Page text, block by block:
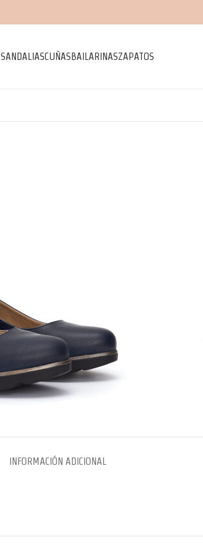
SANDALIASCUÑAS BAILARINASZAPATOS
INFORMACIÓN ADICIONAL